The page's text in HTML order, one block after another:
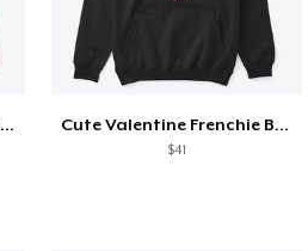
Valentine's Day with delicious food Cute Valentine Frenchie Bulldog
$41